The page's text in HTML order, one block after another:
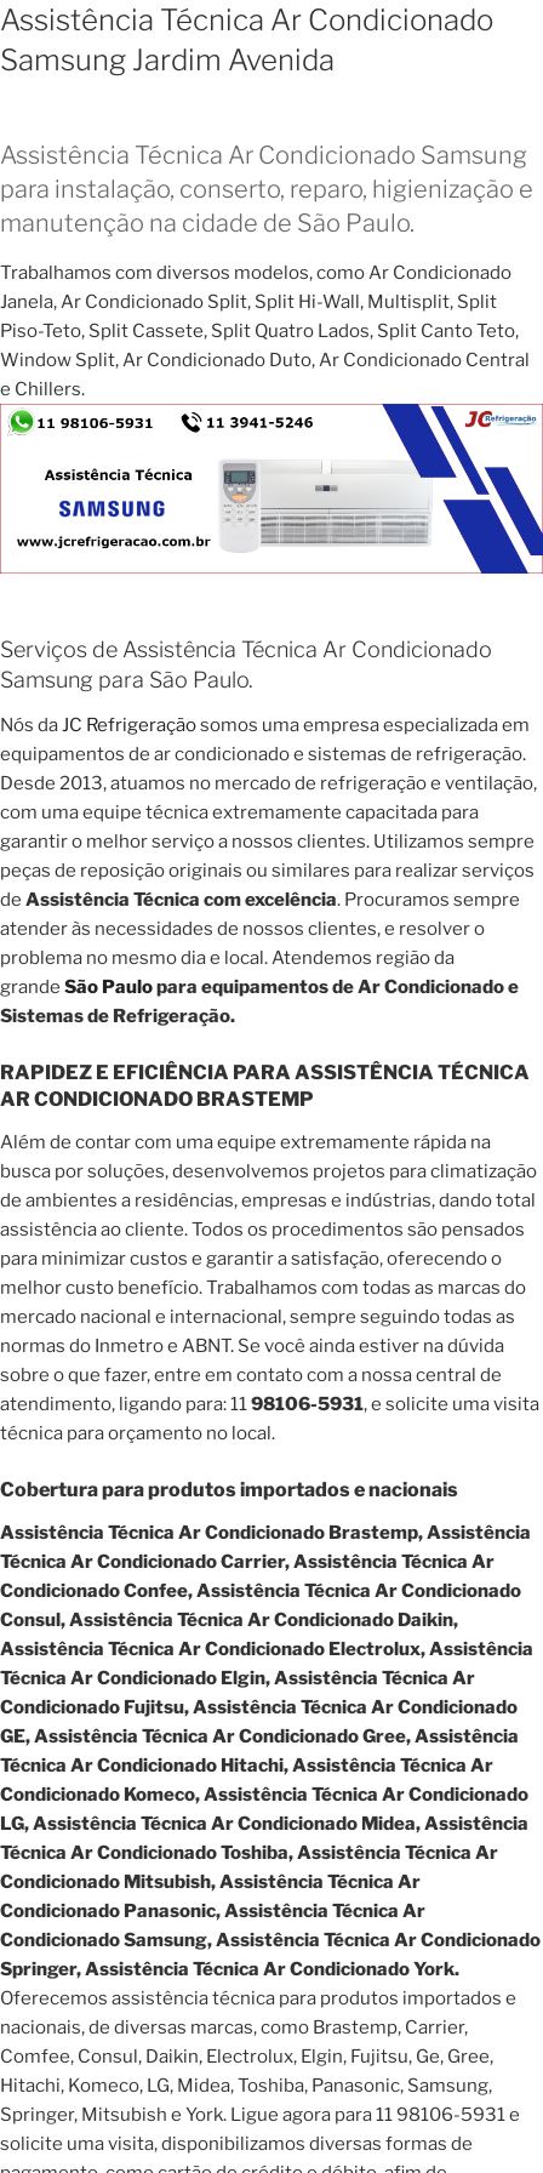
Assistência Técnica Ar Condicionado
Samsung Jardim Avenida
Assistência Técnica Ar Condicionado Samsung
para instalação, conserto, reparo, higienização e
manutenção na cidade de São Paulo.
Trabalhamos com diversos modelos, como Ar Condicionado
Janela, Ar Condicionado Split, Split Hi-Wall, Multisplit, Split
Piso-Teto, Split Cassete, Split Quatro Lados, Split Canto Teto,
Window Split, Ar Condicionado Duto, Ar Condicionado Central
e Chillers.
Serviços de Assistência Técnica Ar Condicionado
Samsung para São Paulo.
Nós daJC Refrigeraçãosomos uma empresa especializada em
equipamentos de ar condicionado e sistemas de refrigeração.
Desde 2013, atuamos no mercado de refrigeração e ventilação,
com uma equipe técnica extremamente capacitada para
garantir o melhor serviço a nossos clientes. Utilizamos sempre
peças de reposição originais ou similares para realizar serviços
de Assistência Técnica com excelência. Procuramos sempre
atender às necessidades de nossos clientes, e resolver o
problema no mesmo dia e local. Atendemos região da
grande São Paulopara equipamentos de Ar Condicionado e
Sistemas de Refrigeração.
RAPIDEZ E EFICIÊNCIA PARA ASSISTÊNCIA TÉCNICA
AR CONDICIONADO BRASTEMP
Além de contar com uma equipe extremamente rápida na
busca por soluções, desenvolvemos projetos para climatização
de ambientes a residências, empresas e indústrias, dando total
assistência ao cliente. Todos os procedimentos são pensados
para minimizar custos e garantir a satisfação, oferecendo o
melhor custo benefício. Trabalhamos com todas as marcas do
mercado nacional e internacional, sempre seguindo todas as
normas do Inmetro e ABNT. Se você ainda estiver na dúvida
sobre o que fazer, entre em contato com a nossa central de
atendimento, ligando para: 1198106-5931, e solicite uma visita
técnica para orçamento no local.
Cobertura para produtos importados e nacionais
Assistência Técnica Ar Condicionado Brastemp, Assistência
Técnica Ar Condicionado Carrier, Assistência Técnica Ar
Condicionado Confee, Assistência Técnica Ar Condicionado
Consul, Assistência Técnica Ar Condicionado Daikin,
Assistência Técnica Ar Condicionado Electrolux, Assistência
Técnica Ar Condicionado Elgin, Assistência Técnica Ar
Condicionado Fujitsu, Assistência Técnica Ar Condicionado
GE, Assistência Técnica Ar Condicionado Gree, Assistência
Técnica Ar Condicionado Hitachi, Assistência Técnica Ar
Condicionado Komeco, Assistência Técnica Ar Condicionado
LG, Assistência Técnica Ar Condicionado Midea, Assistência
Técnica Ar Condicionado Toshiba, Assistência Técnica Ar
Condicionado Mitsubish, Assistência Técnica Ar
Condicionado Panasonic, Assistência Técnica Ar
Condicionado Samsung, Assistência Técnica Ar Condicionado
Springer, Assistência Técnica Ar Condicionado York.
Oferecemos assistência técnica para produtos importados e
nacionais, de diversas marcas, como Brastemp, Carrier,
Comfee, Consul, Daikin, Electrolux, Elgin, Fujitsu, Ge, Gree,
Hitachi, Komeco, LG, Midea, Toshiba, Panasonic, Samsung,
Springer, Mitsubish e York. Ligue agora para 11 98106-5931 e
solicite uma visita, disponibilizamos diversas formas de